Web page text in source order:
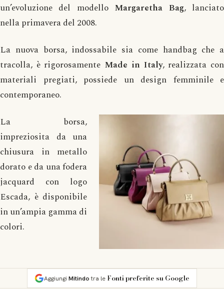
un’evoluzione del modello Margaretha Bag, lanciato
nella primavera del 2008.
La nuova borsa, indossabile sia come handbag che a
tracolla, è rigorosamente Made in Italy, realizzata con
materiali pregiati, possiede un design femminile e
contemporaneo.
La borsa,
impreziosita da una
chiusura in metallo
dorato e da una fodera
jacquard con logo
Escada, è disponibile
in un’ampia gamma di
colori.
Aggiungi Mitindotra le Fonti preferite su Google